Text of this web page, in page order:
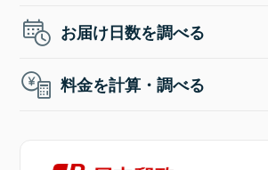
お届け日数を調べる
料金を計算・調べる